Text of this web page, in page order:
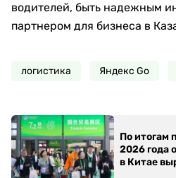
водителей, быть надежным
партнером для бизнеса в
логистика Яндекс Go
По итогам
2026 года
в Китае